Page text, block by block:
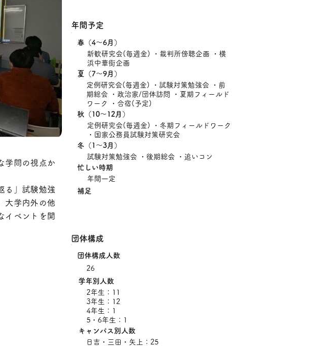
学問の視点か
る」試験勉強
大学内外の他
イベントを開
年間予定
​春（4〜6月 ）
新歓研究会(毎週金) ・裁判所傍聴企画 ・横
浜中華街企画
​夏（7〜9月 ）
定例研究会(毎週金) ・試験対策勉強会 ・前
期総会 ・政治家/団体訪問 ・夏期フィールド
ワーク ・合宿(予定)
​秋（10〜12月 ）
定例研究会(毎週金) ・冬期フィールドワーク
・国家公務員試験対策研究会
​冬（1〜3月 ）
試験対策勉強会 ・後期総会 ・追いコン
忙しい時期
年間一定
補足
団体構成
団体構成人数
26
学年別人数
2年生：11
3年生：12
4年生：1
5・6年生：1
キャンパス別人数
日吉・三田・矢上：25